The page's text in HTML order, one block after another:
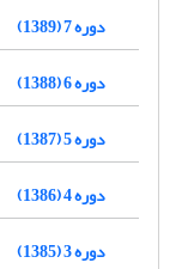
دوره 7 (1389)
دوره 6 (1388)
دوره 5 (1387)
دوره 4 (1386)
دوره 3 (1385)